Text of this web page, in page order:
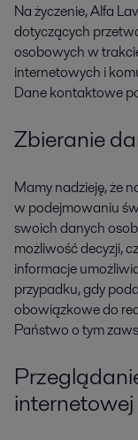
Na życzenie, Alfa
dotyczących
osobowych w
internetowych i
Dane kontaktowe
Zbieranie
Mamy nadzieję, że
w podejmowaniu
swoich danych
możliwość decyzji,
informacje
przypadku, gdy
obowiązkowe do
Państwo o tym
internetowej